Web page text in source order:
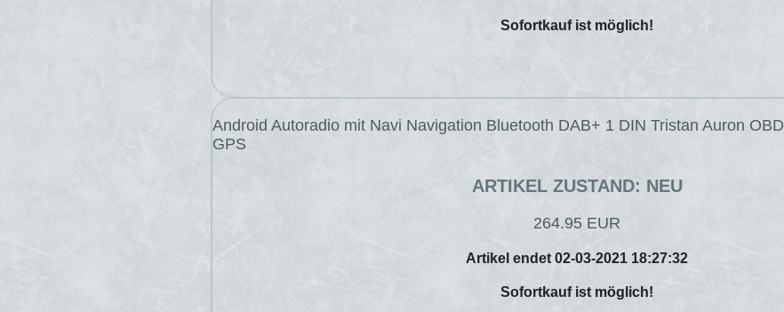
Sofortkauf ist möglich!
Android Autoradio mit Navi Navigation Bluetooth DAB+ 1 DIN Tristan Auron OBD
GPS
ARTIKEL ZUSTAND: NEU
264.95 EUR
Artikel endet 02-03-2021 18:27:32
Sofortkauf ist möglich!